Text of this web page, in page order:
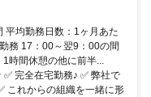
平均勤務日数：1ヶ月あた
務 17：00～翌9：00の間
時間休憩の他に前半...
完全在宅勤務♪ ✅ 弊社で
これからの組織を一緒に形